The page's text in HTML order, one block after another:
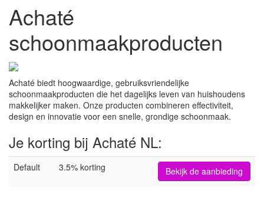
Achaté
schoonmaakproducten
Achaté biedt hoogwaardige, gebruiksvriendelijke
schoonmaakproducten die het dagelijks leven van huishoudens
makkelijker maken. Onze producten combineren effectiviteit,
design en innovatie voor een snelle, grondige schoonmaak.
Je korting bij Achaté NL:
Default 3.5% korting Bekijk de aanbieding